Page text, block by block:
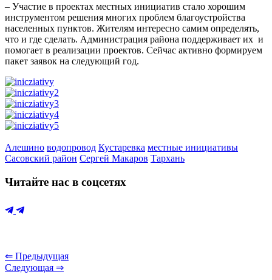
– Участие в проектах местных инициатив стало хорошим
инструментом решения многих проблем благоустройства
населенных пунктов. Жителям интересно самим определять,
что и где сделать. Администрация района поддерживает их и
помогает в реализации проектов. Сейчас активно формируем
пакет заявок на следующий год.
Алешино водопровод Кустаревка местные инициативы
Сасовский район Сергей Макаров Тархань
Читайте нас в соцсетях
⇐ Предыдущая
Следующая ⇒